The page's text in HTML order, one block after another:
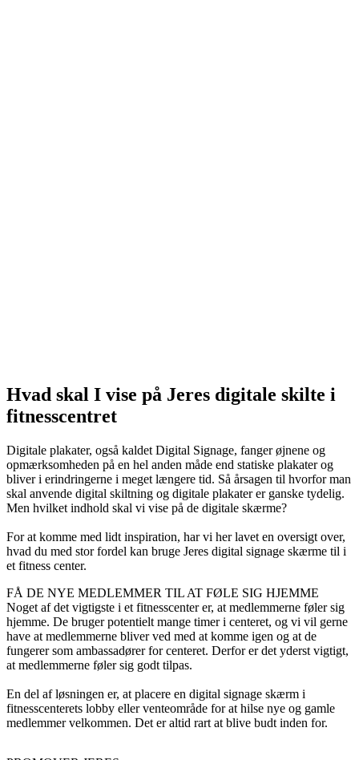
Hvad skal I vise på Jeres digitale skilte i
fitnesscentret
Digitale plakater, også kaldet Digital Signage, fanger øjnene og
opmærksomheden på en hel anden måde end statiske plakater og
bliver i erindringerne i meget længere tid. Så årsagen til hvorfor man
skal anvende digital skiltning og digitale plakater er ganske tydelig.
Men hvilket indhold skal vi vise på de digitale skærme?
For at komme med lidt inspiration, har vi her lavet en oversigt over,
hvad du med stor fordel kan bruge Jeres digital signage skærme til i
et fitness center.
FÅ DE NYE MEDLEMMER TIL AT FØLE SIG HJEMME
Noget af det vigtigste i et fitnesscenter er, at medlemmerne føler sig
hjemme. De bruger potentielt mange timer i centeret, og vi vil gerne
have at medlemmerne bliver ved med at komme igen og at de
fungerer som ambassadører for centeret. Derfor er det yderst vigtigt,
at medlemmerne føler sig godt tilpas.
En del af løsningen er, at placere en digital signage skærm i
fitnesscenterets lobby eller venteområde for at hilse nye og gamle
medlemmer velkommen. Det er altid rart at blive budt inden for.